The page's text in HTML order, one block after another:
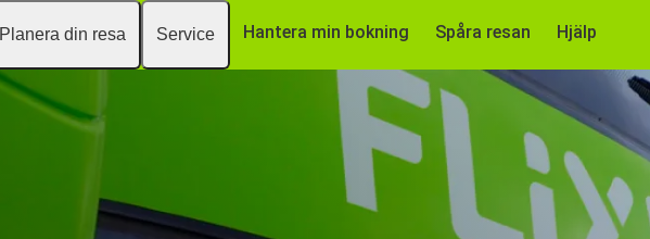
Planera din resa Service Hantera min bokning Spåra resan Hjälp